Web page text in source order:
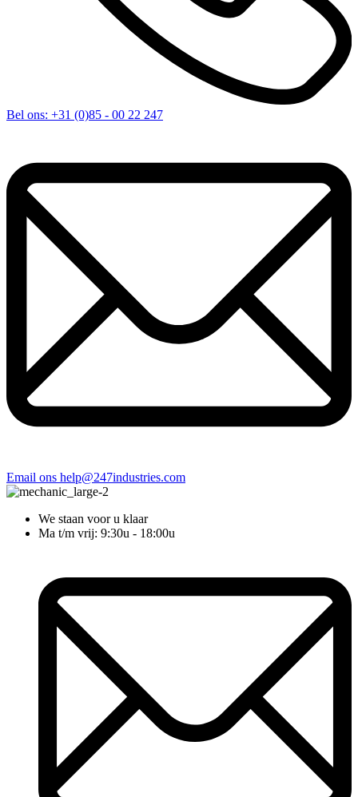
Bel ons: +31 (0)85 - 00 22 247
Email ons help@247industries.com
We staan voor u klaar
Ma t/m vrij: 9:30u - 18:00u